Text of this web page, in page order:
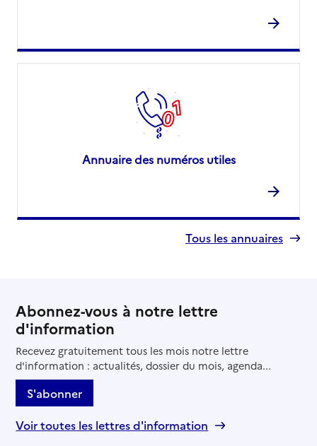
Annuaire des numéros utiles
Tous les annuaires
Abonnez-vous à notre lettre
d'information
Recevez gratuitement tous les mois notre lettre
d'information : actualités, dossier du mois, agenda...
S'abonner
Voir toutes les lettres d'information